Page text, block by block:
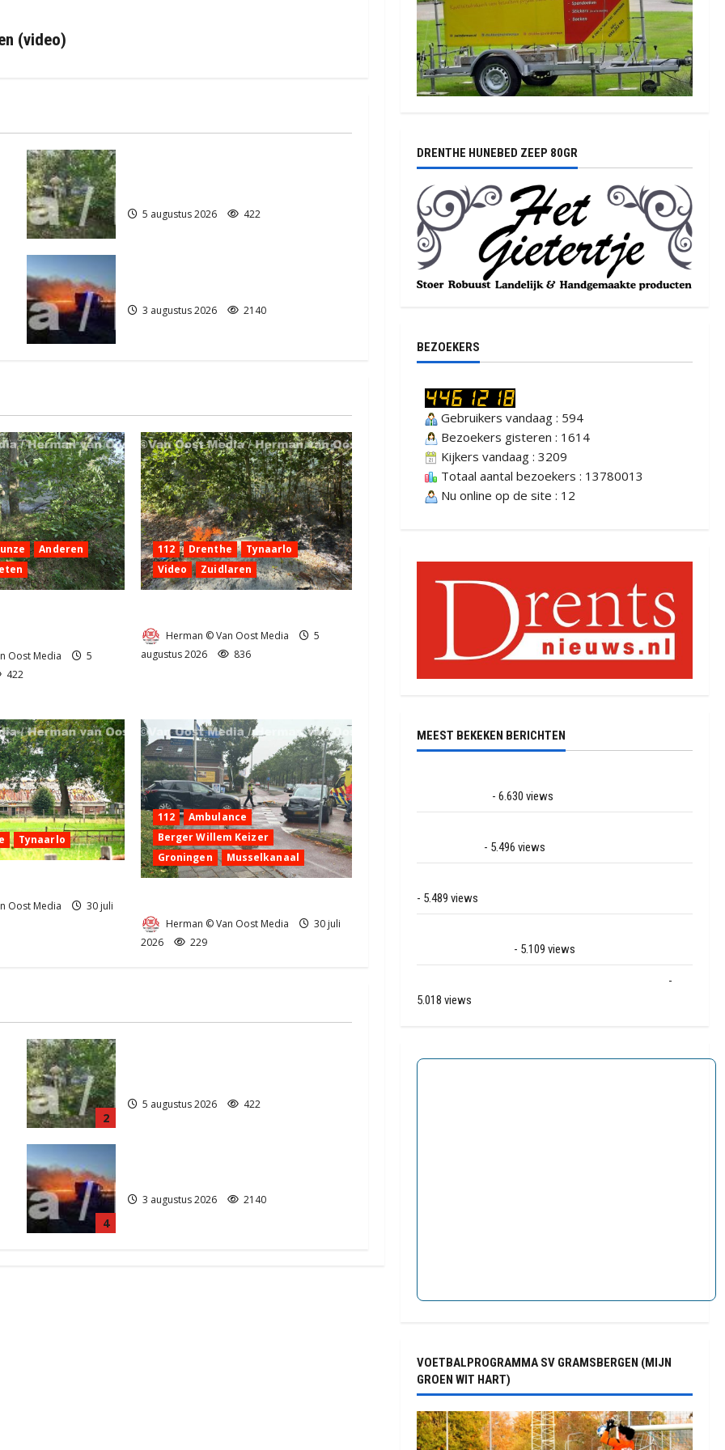
(video)
5 augustus 2026 422
3 augustus 2026 2140
Anderen
Oost Media
5
422
112 Drenthe
Tynaarlo
Video
Zuidlaren
Herman © Van Oost Media
5
augustus 2026
836
Tynaarlo
Oost Media
30 juli
112
Ambulance
Berger Willem Keizer
Groningen
Musselkanaal
Herman © Van Oost Media
30 juli
2026
229
2
5 augustus 2026 422
4
3 augustus 2026 2140
DRENTHE HUNEBED ZEEP 80GR
BEZOEKERS
Gebruikers vandaag : 594
Bezoekers gisteren : 1614
Kijkers vandaag : 3209
Totaal aantal bezoekers : 13780013
Nu online op de site : 12
MEEST BEKEKEN BERICHTEN
- 6.630 views
- 5.496 views
- 5.489 views
- 5.109 views
-
5.018 views
VOETBALPROGRAMMA SV GRAMSBERGEN (MIJN
GROEN WIT HART)